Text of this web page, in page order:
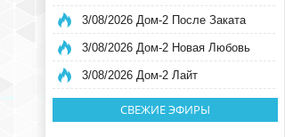
3/08/2026 Дом-2 После Заката
3/08/2026 Дом-2 Новая Любовь
3/08/2026 Дом-2 Лайт
СВЕЖИЕ ЭФИРЫ